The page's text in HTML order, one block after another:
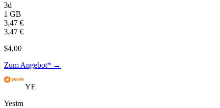
3d
1 GB
3,47 €
3,47 €
$4,00
Zum Angebot* →
YE
Yesim